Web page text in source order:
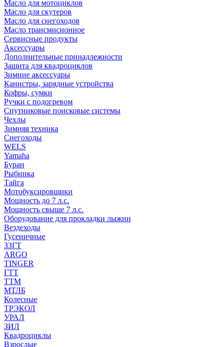
Масло для мотоциклов
Масло для скутеров
Масло для снегоходов
Масло трансмисионное
Сервисные продукты
Аксессуары
Дополнительные принадлежности
Защита для квадроциклов
Зимние аксессуары
Канистры, зарядные устройства
Кофры, сумки
Ручки с подогревом
Спутниковые поисковые системы
Чехлы
Зимняя техника
Снегоходы
WELS
Yamaha
Буран
Рыбинка
Тайга
Мотобуксировщики
Мощность до 7 л.с.
Мощность свыше 7 л.с.
Оборудование для прокладки лыжни
Вездеходы
Гусеничные
ЗЗГТ
ARGO
TINGER
ГТТ
ТТМ
МТЛБ
Колесные
ТРЭКОЛ
УРАЛ
ЗИЛ
Квадроциклы
Взрослые